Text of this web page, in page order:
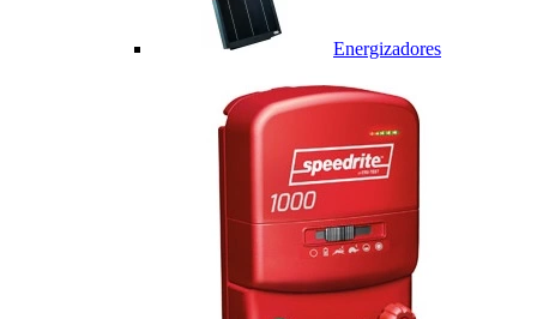
Energizadores